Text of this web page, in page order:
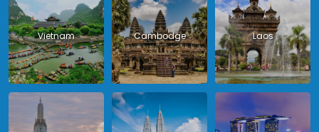
Vietnam Cambodge Laos